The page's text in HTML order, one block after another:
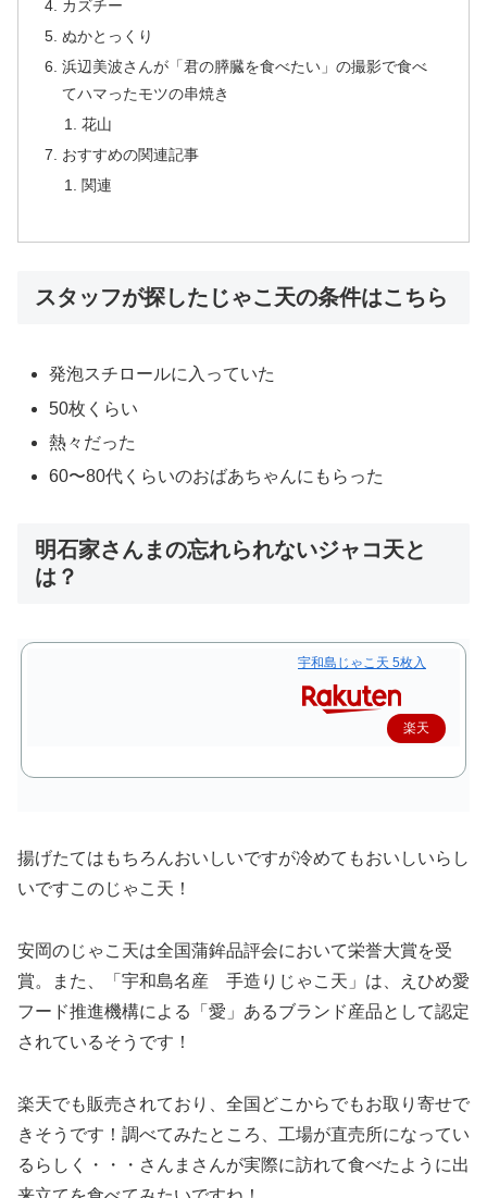
カズチー
ぬかとっくり
浜辺美波さんが「君の膵臓を食べたい」の撮影で食べ
てハマったモツの串焼き
花山
おすすめの関連記事
関連
スタッフが探したじゃこ天の条件はこちら
発泡スチロールに入っていた
50枚くらい
熱々だった
60〜80代くらいのおばあちゃんにもらった
明石家さんまの忘れられないジャコ天と
は？
宇和島じゃこ天 5枚入
楽天
揚げたてはもちろんおいしいですが冷めてもおいしいらし
いですこのじゃこ天！
安岡のじゃこ天は全国蒲鉾品評会において栄誉大賞を受
賞。また、「宇和島名産 手造りじゃこ天」は、えひめ愛
フード推進機構による「愛」あるブランド産品として認定
されているそうです！
楽天でも販売されており、全国どこからでもお取り寄せで
きそうです！調べてみたところ、工場が直売所になってい
るらしく・・・さんまさんが実際に訪れて食べたように出